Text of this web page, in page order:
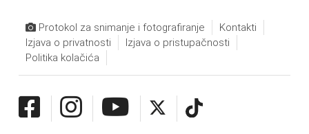
Protokol za snimanje i fotografiranje
Kontakti
Izjava o privatnosti
Izjava o pristupačnosti
Politika kolačića